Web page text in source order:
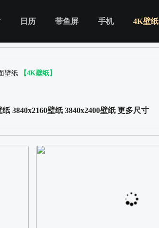
日历 带鱼屏 手机 4K壁纸
壁纸 【4K壁纸】
纸 3840x2160壁纸 3840x2400壁纸 更多尺寸